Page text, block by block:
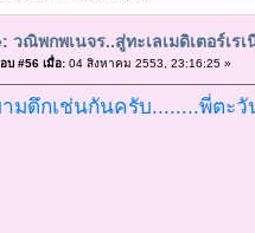
วณิพกพเนจร..สู่ทะเลเมดิเตอร์เร
บ #56 เมื่อ:04 สิงหาคม 2553, 23:16:25 »
มดึกเช่นกันครับ........พี่ตะ